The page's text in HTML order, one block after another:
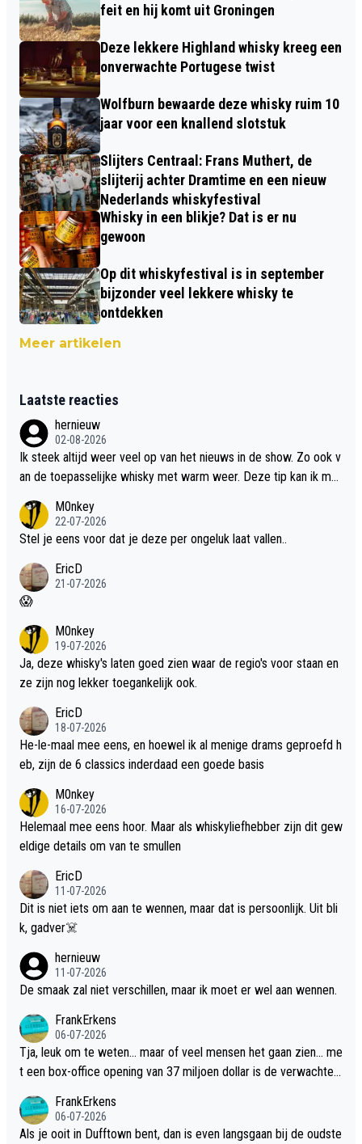
feit en hij komt uit Groningen
Deze lekkere Highland whisky kreeg een
onverwachte Portugese twist
Wolfburn bewaarde deze whisky ruim 10
jaar voor een knallend slotstuk
Slijters Centraal: Frans Muthert, de
slijterij achter Dramtime en een nieuw
Nederlands whiskyfestival
Whisky in een blikje? Dat is er nu
gewoon
Op dit whiskyfestival is in september
bijzonder veel lekkere whisky te
ontdekken
Meer artikelen
Laatste reacties
hernieuw
02-08-2026
Ik steek altijd weer veel op van het nieuws in de show. Zo ook v
an de toepasselijke whisky met warm weer. Deze tip kan ik met
M0nkey
22-07-2026
Stel je eens voor dat je deze per ongeluk laat vallen..
EricD
21-07-2026
😱
M0nkey
19-07-2026
Ja, deze whisky's laten goed zien waar de regio's voor staan en
ze zijn nog lekker toegankelijk ook.
EricD
18-07-2026
He-le-maal mee eens, en hoewel ik al menige drams geproefd h
eb, zijn de 6 classics inderdaad een goede basis
M0nkey
16-07-2026
Helemaal mee eens hoor. Maar als whiskyliefhebber zijn dit gew
eldige details om van te smullen
EricD
11-07-2026
Dit is niet iets om aan te wennen, maar dat is persoonlijk. Uit bli
k, gadver☠️
hernieuw
11-07-2026
De smaak zal niet verschillen, maar ik moet er wel aan wennen.
FrankErkens
06-07-2026
Tja, leuk om te weten... maar of veel mensen het gaan zien... me
t een box-office opening van 37 miljoen dollar is de verwachte
FrankErkens
06-07-2026
Als je ooit in Dufftown bent, dan is even langsgaan bij de oudste